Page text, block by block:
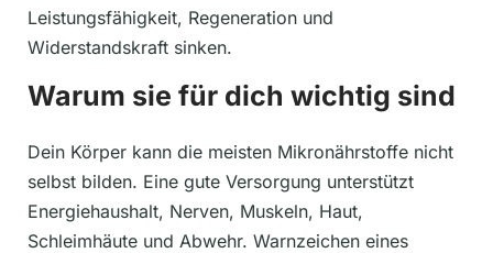
Leistungsfähigkeit, Regeneration und
Widerstandskraft sinken.
Warum sie für dich wichtig sind
Dein Körper kann die meisten Mikronährstoffe nicht
selbst bilden. Eine gute Versorgung unterstützt
Energiehaushalt, Nerven, Muskeln, Haut,
Schleimhäute und Abwehr. Warnzeichen eines